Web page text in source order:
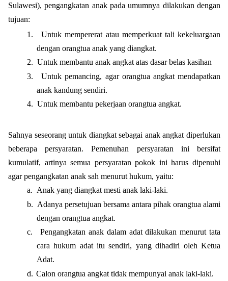
Sulawesi), pengangkatan anak pada umumnya dilakukan dengan
tujuan:
1.
Untuk mempererat atau memperkuat tali kekeluargaan
dengan orangtua anak yang diangkat.
2. Untuk membantu anak angkat atas dasar belas kasihan
3.
Untuk pemancing, agar orangtua angkat mendapatkan
anak kandung sendiri.
4. Untuk membantu pekerjaan orangtua angkat.
Sahnya seseorang untuk diangkat sebagai anak angkat diperlukan
beberapa persyaratan. Pemenuhan persyaratan ini bersifat
kumulatif, artinya semua persyaratan pokok ini harus dipenuhi
agar pengangkatan anak sah menurut hukum, yaitu:
a. Anak yang diangkat mesti anak laki-laki.
b. Adanya persetujuan bersama antara pihak orangtua alami
dengan orangtua angkat.
c.
Pengangkatan anak dalam adat dilakukan menurut tata
cara hukum adat itu sendiri, yang dihadiri oleh Ketua
Adat.
d. Calon orangtua angkat tidak mempunyai anak laki-laki.